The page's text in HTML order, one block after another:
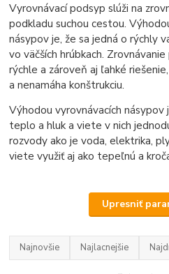
Vyrovnávací podsyp slúži na
podkladu suchou cestou.
násypov je, že sa jedná o rýchly
vo väčších hrúbkach.
rýchle a zároveň aj ľahké
a nenamáha konštrukciu.
Výhodou vyrovnávacích
teplo a hluk a viete v nich
rozvody ako je voda, elektrika,
viete využiť aj ako tepeľnú a
Upresniť
Najnovšie Najlacnejšie